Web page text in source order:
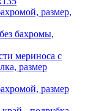
размер,
бахромы,
мериноса с
размер
размер